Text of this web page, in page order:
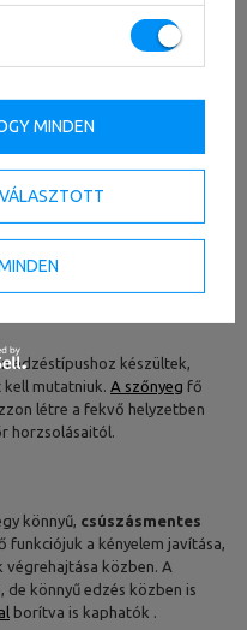
A legnépszerűbb
az edzés utáni nyújtás,
A fitness szőnyeg otthonon
felszerelést, hogy
higiéniájáról.
bizonnyal képes megzavarni a
hogy miként fogjuk
edzéstípushoz készültek,
mutatniuk. A szőnyeg fő
létre a fekvő helyzetben
horzsolásaitól.
könnyű, csúszásmentes
funkciójuk a kényelem javítása,
végrehajtása közben. A
de könnyű edzés közben is
borítva is kaphatók .
MINDEN